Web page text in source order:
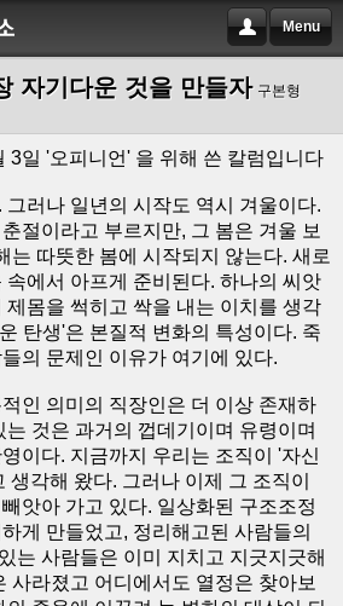
Menu
자기다운 것을 만들자 구본형
3일 '오피니언' 을 위해 쓴 칼럼입니다
그러나 일년의 시작도 역시 겨울이다.
절이라고 부르지만, 그 봄은 겨울 보
는 따뜻한 봄에 시작되지 않는다. 새로
속에서 아프게 준비된다. 하나의 씨앗
제몸을 썩히고 싹을 내는 이치를 생각
탄생'은 본질적 변화의 특성이다. 죽
의 문제인 이유가 여기에 있다.
인 의미의 직장인은 더 이상 존재하
것은 과거의 껍데기이며 유령이며
이다. 지금까지 우리는 조직이 '자신
생각해 왔다. 그러나 이제 그 조직이
앗아 가고 있다. 일상화된 구조조정
게 만들었고, 정리해고된 사람들의
는 사람들은 이미 지치고 지긋지긋해
사라졌고 어디에서도 열정은 찾아보